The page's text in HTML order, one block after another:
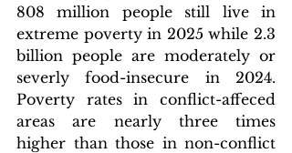
808 million people still live in
extreme poverty in 2025 while 2.3
billion people are moderately or
severly food-insecure in 2024.
Poverty rates in conflict-affeced
areas are nearly three times
higher than those in non-conflict